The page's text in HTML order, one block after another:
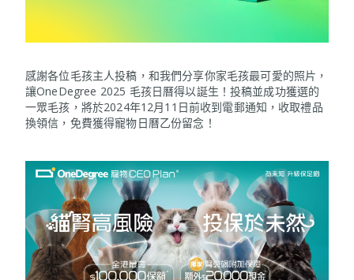
感謝各位毛孩主人投稿，和我們分享你家毛孩最可愛的照片，
讓OneDegree 2025 毛孩日曆得以誕生！投稿並成功獲選的
一眾毛孩，將於2024年12月11日前收到電郵通知，收取禮品
換領信，免費獲得寵物日曆乙份留念！